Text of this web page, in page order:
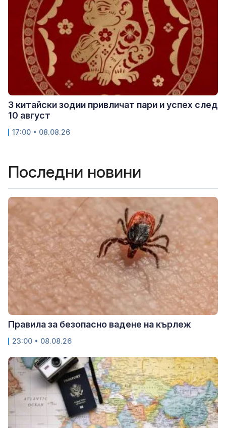
3 китайски зодии привличат пари и успех след
10 август
17:00 • 08.08.26
Последни новини
Правила за безопасно вадене на кърлеж
23:00 • 08.08.26